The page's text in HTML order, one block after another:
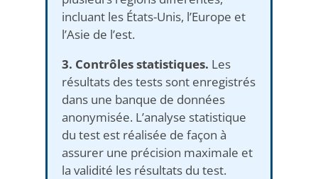
incluant les États-Unis, l’Europe et
l’Asie de l’est.
3. Contrôles statistiques. Les
résultats des tests sont enregistrés
dans une banque de données
anonymisée. L’analyse statistique
du test est réalisée de façon à
assurer une précision maximale et
la validité les résultats du test.